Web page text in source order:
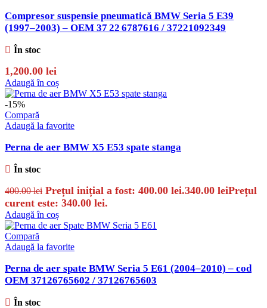
Compresor suspensie pneumatică BMW Seria 5 E39
(1997–2003) – OEM 37 22 6787616 / 37221092349
În stoc
1,200.00 lei
Adaugă în coș
-15%
Compară
Adaugă la favorite
Perna de aer BMW X5 E53 spate stanga
În stoc
400.00lei Prețul inițial a fost: 400.00 lei.340.00 leiPrețul
curent este: 340.00 lei.
Adaugă în coș
Compară
Adaugă la favorite
Perna de aer spate BMW Seria 5 E61 (2004–2010) – cod
OEM 37126765602 / 37126765603
În stoc